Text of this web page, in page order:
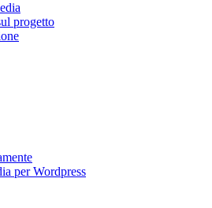
progetto
per Wordpress